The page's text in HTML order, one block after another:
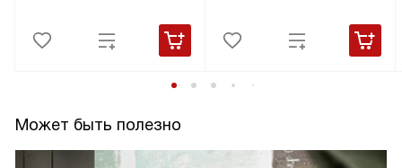
Может быть полезно